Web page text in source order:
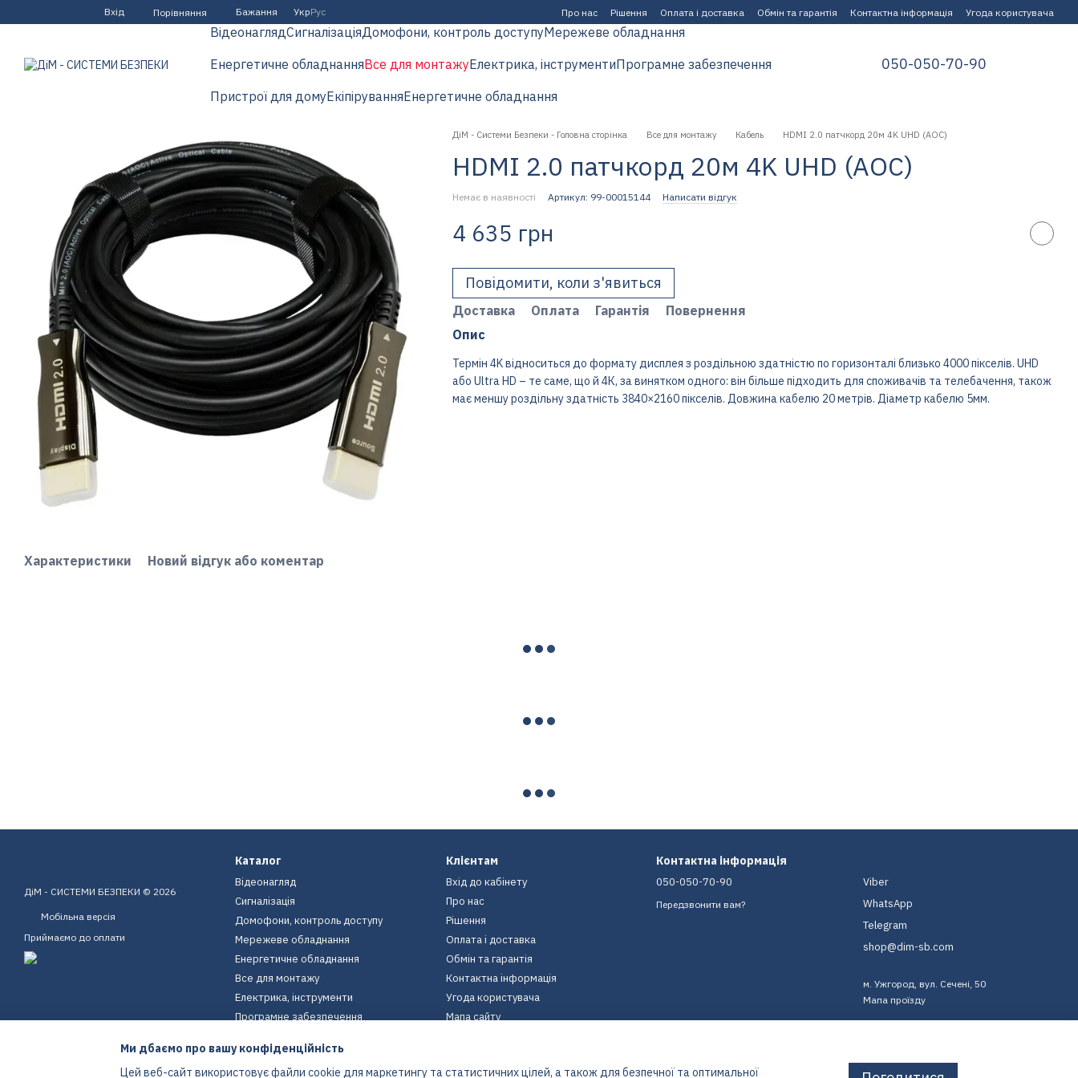
Перейти до основного контенту
Вхід Порівняння Бажання УкрРус Про нас Рішення Оплата і доставка Обмін та гарантія Контактна інформація Угода користувача
ВідеонаглядСигналізаціяДомофони, контроль доступуМережеве обладнання
Енергетичне обладнанняВсе для монтажуЕлектрика, інструментиПрограмне забезпечення
Пристрої для домуЕкіпіруванняЕнергетичне обладнання
050-050-70-90
Характеристики Новий відгук або коментар
ДіМ - Системи Безпеки - Головна сторінка Все для монтажу Кабель HDMI 2.0 патчкорд 20м 4K UHD (AOC)
HDMI 2.0 патчкорд 20м 4K UHD (AOC)
Немає в наявності Артикул: 99-00015144 Написати відгук
4 635 грн
Повідомити, коли з'явиться
Доставка Оплата Гарантія
Повернення
Опис
Термін 4K відноситься до формату дисплея з роздільною здатністю по горизонталі близько 4000 пікселів. UHD
або Ultra HD – те саме, що й 4К, за винятком одного: він більше підходить для споживачів та телебачення, також
має меншу роздільну здатність 3840×2160 пікселів. Довжина кабелю 20 метрів. Діаметр кабелю 5мм.
ДіМ - СИСТЕМИ БЕЗПЕКИ © 2026
Мобільна версія
Приймаємо до оплати
Каталог
Відеонагляд
Сигналізація
Домофони, контроль доступу
Мережеве обладнання
Енергетичне обладнання
Все для монтажу
Електрика, інструменти
Програмне забезпечення
Екіпірування
Енергетичне обладнання
Клієнтам
Вхід до кабінету
Про нас
Рішення
Оплата і доставка
Обмін та гарантія
Контактна інформація
Угода користувача
Мапа сайту
Контактна інформація
050-050-70-90
Передзвонити вам?
Viber
WhatsApp
Telegram
shop@dim-sb.com
м. Ужгород, вул. Сечені, 50
Мапа проїзду
Ми дбаємо про вашу конфіденційність
Цей веб-сайт використовує файли cookie для маркетингу та статистичних цілей, а також для безпечної та оптимальної